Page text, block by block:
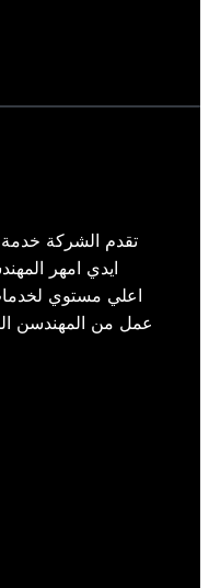
تقدم الشركة خدمة
ايدي امهر
اعلي مستوي
عمل من المهندسن